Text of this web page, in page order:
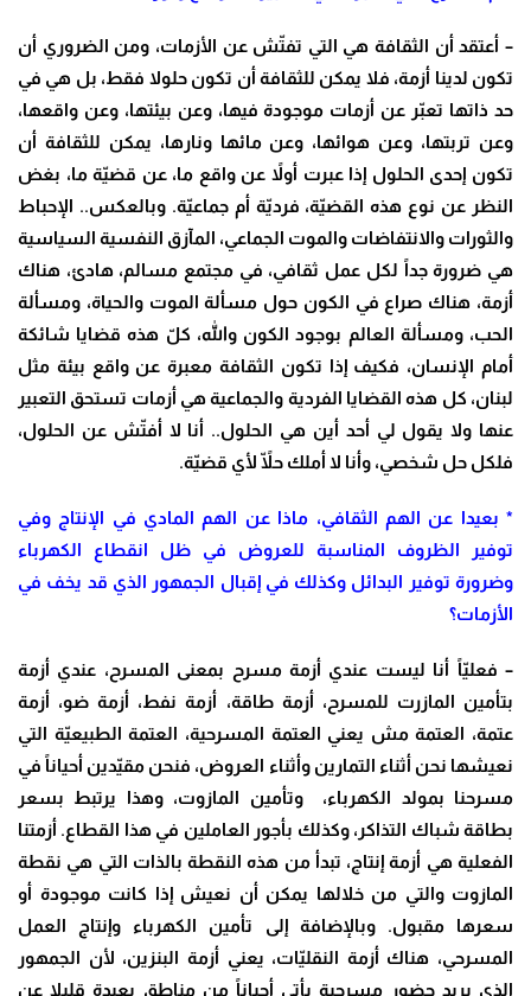
– أعتقد أن الثقافة هي التي تفتّش عن الأزمات، ومن الضروري أن
تكون لدينا أزمة، فلا يمكن للثقافة أن تكون حلولا فقط، بل هي في
حد ذاتها تعبّر عن أزمات موجودة فيها، وعن بيئتها، وعن واقعها،
وعن تربتها، وعن هوائها، وعن مائها ونارها، يمكن للثقافة أن
تكون إحدى الحلول إذا عبرت أولاً عن واقع ما، عن قضيّة ما، بغض
النظر عن نوع هذه القضيّة، فرديّة أم جماعيّة. وبالعكس.. الإحباط
والثورات والانتفاضات والموت الجماعي، المآزق النفسية السياسية
هي ضرورة جداً لكل عمل ثقافي، في مجتمع مسالم، هادئ، هناك
أزمة، هناك صراع في الكون حول مسألة الموت والحياة، ومسألة
الحب، ومسألة العالم بوجود الكون والله، كلّ هذه قضايا شائكة
أمام الإنسان، فكيف إذا تكون الثقافة معبرة عن واقع بيئة مثل
لبنان، كل هذه القضايا الفردية والجماعية هي أزمات تستحق التعبير
عنها ولا يقول لي أحد أين هي الحلول.. أنا لا أفتّش عن الحلول،
فلكل حل شخصي، وأنا لا أملك حلّاً لأي قضيّة.
* بعيدا عن الهم الثقافي، ماذا عن الهم المادي في الإنتاج وفي
توفير الظروف المناسبة للعروض في ظل انقطاع الكهرباء
وضرورة توفير البدائل وكذلك في إقبال الجمهور الذي قد يخف في
الأزمات؟
– فعليّاً أنا ليست عندي أزمة مسرح بمعنى المسرح، عندي أزمة
بتأمين المازرت للمسرح، أزمة طاقة، أزمة نفط، أزمة ضو، أزمة
عتمة، العتمة مش يعني العتمة المسرحية، العتمة الطبيعيّة التي
نعيشها نحن أثناء التمارين وأثناء العروض، فنحن مقيّدين أحياناً في
مسرحنا بمولد الكهرباء، وتأمين المازوت، وهذا يرتبط بسعر
بطاقة شباك التذاكر، وكذلك بأجور العاملين في هذا القطاع. أزمتنا
الفعلية هي أزمة إنتاج، تبدأ من هذه النقطة بالذات التي هي نقطة
المازوت والتي من خلالها يمكن أن نعيش إذا كانت موجودة أو
سعرها مقبول. وبالإضافة إلى تأمين الكهرباء وإنتاج العمل
المسرحي، هناك أزمة النقليّات، يعني أزمة البنزين، لأن الجمهور
الذي يريد حضور مسرحية يأتي أحياناً من مناطق بعيدة قليلا عن